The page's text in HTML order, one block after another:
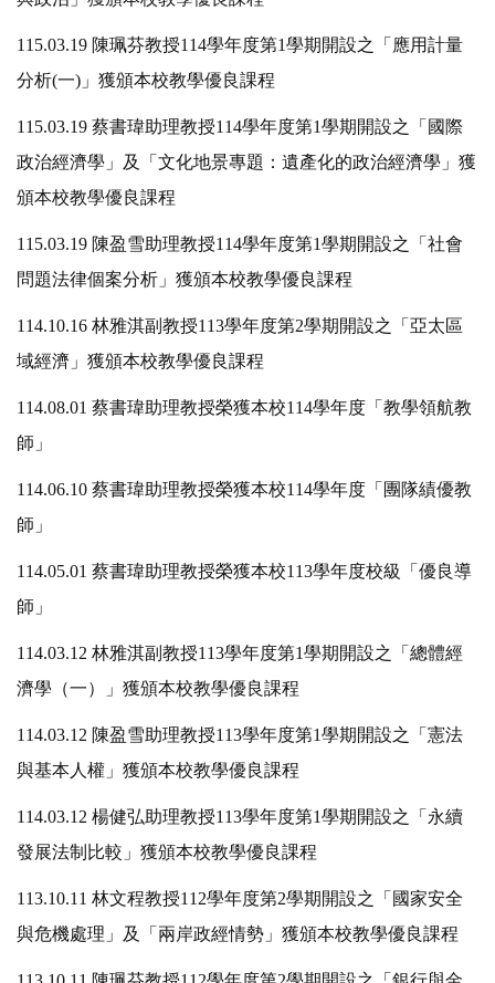
115.03.19 陳珮芬教授114學年度第1學期開設之「應用計量
分析(一)」獲頒本校教學優良課程
115.03.19 蔡書瑋助理教授114學年度第1學期開設之「國際
政治經濟學」及「文化地景專題：遺產化的政治經濟學」獲
頒本校教學優良課程
115.03.19 陳盈雪助理教授114學年度第1學期開設之「社會
問題法律個案分析」獲頒本校教學優良課程
114.10.16 林雅淇副教授113學年度第2學期開設之「亞太區
域經濟」獲頒本校教學優良課程
114.08.01 蔡書瑋助理教授榮獲本校114學年度「教學領航教
師」
114.06.10 蔡書瑋助理教授榮獲本校114學年度「團隊績優教
師」
114.05.01 蔡書瑋助理教授榮獲本校113學年度校級「優良導
師」
114.03.12 林雅淇副教授113學年度第1學期開設之「總體經
濟學（一）」獲頒本校教學優良課程
114.03.12 陳盈雪助理教授113學年度第1學期開設之「憲法
與基本人權」獲頒本校教學優良課程
114.03.12 楊健弘助理教授113學年度第1學期開設之「永續
發展法制比較」獲頒本校教學優良課程
113.10.11 林文程教授112學年度第2學期開設之「國家安全
與危機處理」及「兩岸政經情勢」獲頒本校教學優良課程